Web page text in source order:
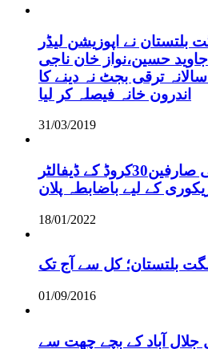
نے اپوزیشن لیڈر
حسین،نواز خان ناجی
ترقی بجٹ نہ دینے کا
اندرون خانہ فیصلہ کر لیا
31/03/2019
گلگت بلتستان، بجلی صارفین30کروڈ کے ڈیفالٹر
کے لیے باضابطہ پلان
18/01/2022
بلتستان؛ کل سے آج تک
01/09/2016
جلال آباد کے بچے چھت سے